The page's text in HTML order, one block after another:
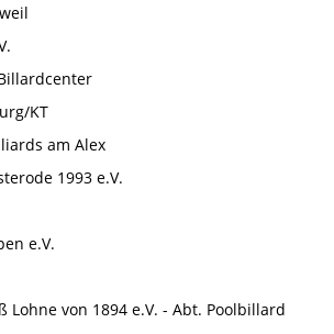
KT
am Alex
1993 e.V.
e.V.
Lohne von 1894 e.V. - Abt. Poolbillard